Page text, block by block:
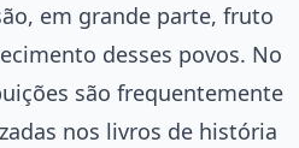
em grande parte, fruto
desses povos. No
são frequentemente
nos livros de história